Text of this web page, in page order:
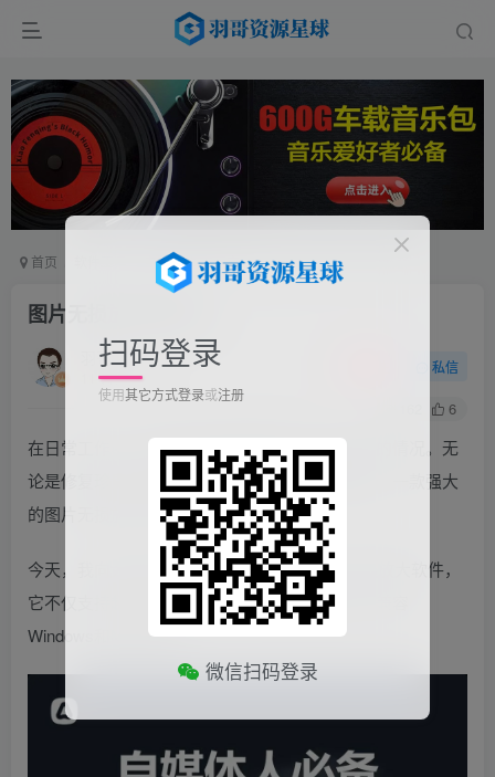
首页 电脑软件 正文
图片无损放大器工具
羽哥
11个月前更新
私信
6
在日常工作中，经常会遇到需要将图片无损放大的情况。无
论是修复珍贵的老照片还是提升现有图片的质量，一款强大
的图片无损放大软件都是不可或缺的。
今天，我向大家推荐一款名为Final2x的图片无损放大软件，
它不仅支持超分辨率放大，而且完全开源免费，兼容
Windows和Mac系统。
扫码登录
使用其它方式登录或注册
微信扫码登录